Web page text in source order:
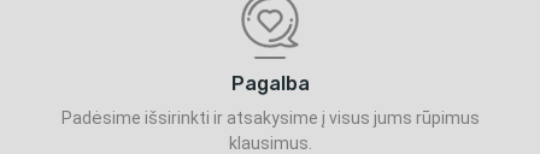
Pagalba
Padėsime išsirinkti ir atsakysime į visus jums rūpimus
klausimus.